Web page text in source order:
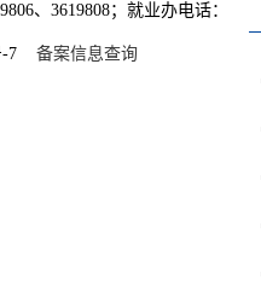
、3619808；就业办电话：
-7
备案信息查询